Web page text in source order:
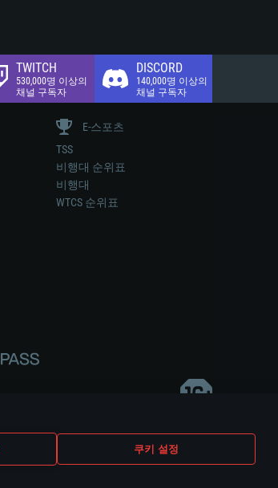
쿠키 설정
TWITCH
530,000명 이상의
채널 구독자
DISCORD
140,000명 이상의
채널 구독자
E-스포츠
TSS
비행대 순위표
비행대
WTCS 순위표